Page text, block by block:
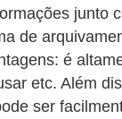
junto
de
é
etc. Além
ser